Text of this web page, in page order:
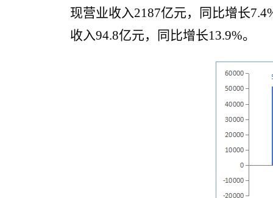
现营业收入2187亿元，同比增长
收入94.8亿元，同比增长13.9%。